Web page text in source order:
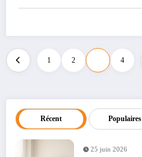
Pagination
publications
1 2 4
Récent Populaires
25 juin 2026